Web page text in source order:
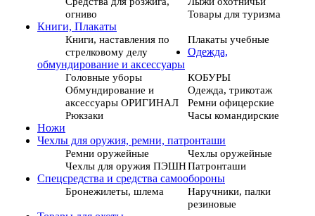
огниво
Товары для туризма
Книги, Плакаты
Книги, наставления по
стрелковому делу
Плакаты учебные
Одежда,
обмундирование и аксессуары
Головные уборы
КОБУРЫ
Обмундирование и
аксессуары ОРИГИНАЛ
Одежда, трикотаж
Ремни офицерские
Рюкзаки
Часы командирские
Ножи
Чехлы для оружия, ремни, патронташи
Ремни оружейные
Чехлы оружейные
Чехлы для оружия ПЭШНПатронташи
Спецсредства и средства самообороны
Бронежилеты, шлема
Наручники, палки
резиновые